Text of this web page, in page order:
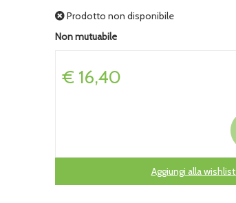
Prodotto non disponibile
Non mutuabile
Prezzo
€ 16,40
Aggiungi alla wishlist